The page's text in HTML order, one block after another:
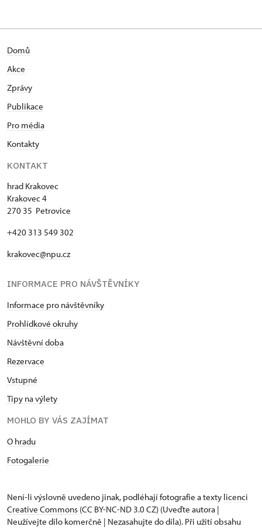
Domů
Akce
Zprávy
Publikace
Pro média
Kontakty
KONTAKT
hrad Krakovec
Krakovec 4
270 35 Petrovice
+420 313 549 302
krakovec@npu.cz
INFORMACE PRO NÁVŠTĚVNÍKY
Informace pro návštěvníky
Prohlídkové okruhy
Návštěvní doba
Rezervace
Vstupné
Tipy na výlety
MOHLO BY VÁS ZAJÍMAT
O hradu
Fotogalerie
Není-li výslovně uvedeno jinak, podléhají fotografie a texty licenci
Creative Commons (CC BY-NC-ND 3.0 CZ) (Uveďte autora |
Neužívejte dílo komerčně | Nezasahujte do díla). Při užití obsahu